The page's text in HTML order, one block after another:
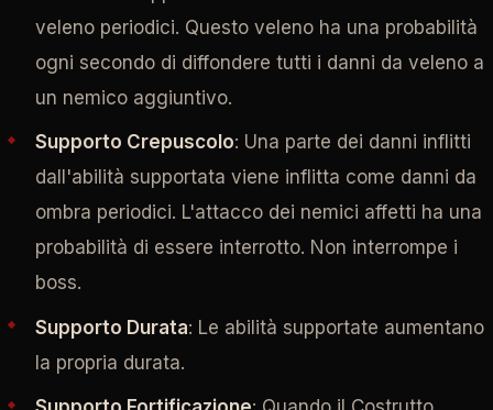
veleno periodici. Questo veleno ha una probabilità
ogni secondo di diffondere tutti i danni da veleno a
un nemico aggiuntivo.
Supporto Crepuscolo: Una parte dei danni inflitti
dall'abilità supportata viene inflitta come danni da
ombra periodici. L'attacco dei nemici affetti ha una
probabilità di essere interrotto. Non interrompe i
boss.
Supporto Durata: Le abilità supportate aumentano
la propria durata.